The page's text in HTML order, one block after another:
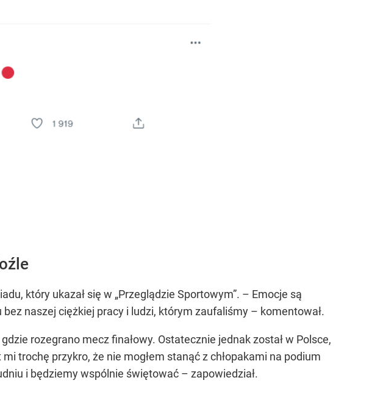
który ukazał się w „Przeglądzie Sportowym”. – Emocje są
naszej ciężkiej pracy i ludzi, którym zaufaliśmy – komentował.
rozegrano mecz finałowy. Ostatecznie jednak został w Polsce,
trochę przykro, że nie mogłem stanąć z chłopakami na podium
i będziemy wspólnie świętować – zapowiedział.